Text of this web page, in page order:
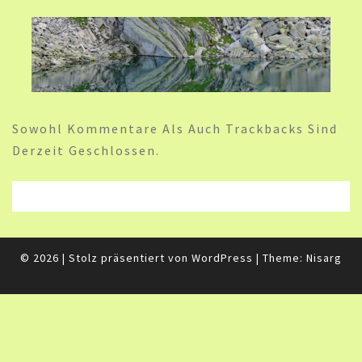
Sowohl Kommentare Als Auch Trackbacks Sind
Derzeit Geschlossen.
© 2026 | Stolz präsentiert von WordPress | Theme: Nisarg